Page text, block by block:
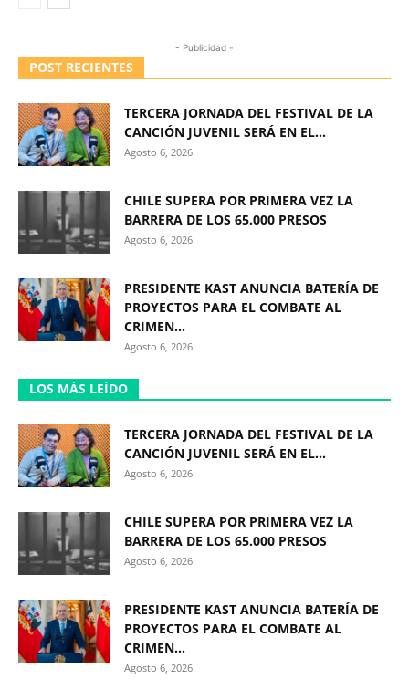
- Publicidad -
POST RECIENTES
TERCERA JORNADA DEL FESTIVAL DE LA
CANCIÓN JUVENIL SERÁ EN EL...
Agosto 6, 2026
CHILE SUPERA POR PRIMERA VEZ LA
BARRERA DE LOS 65.000 PRESOS
Agosto 6, 2026
PRESIDENTE KAST ANUNCIA BATERÍA DE
PROYECTOS PARA EL COMBATE AL
CRIMEN...
Agosto 6, 2026
LOS MÁS LEÍDO
TERCERA JORNADA DEL FESTIVAL DE LA
CANCIÓN JUVENIL SERÁ EN EL...
Agosto 6, 2026
CHILE SUPERA POR PRIMERA VEZ LA
BARRERA DE LOS 65.000 PRESOS
Agosto 6, 2026
PRESIDENTE KAST ANUNCIA BATERÍA DE
PROYECTOS PARA EL COMBATE AL
CRIMEN...
Agosto 6, 2026